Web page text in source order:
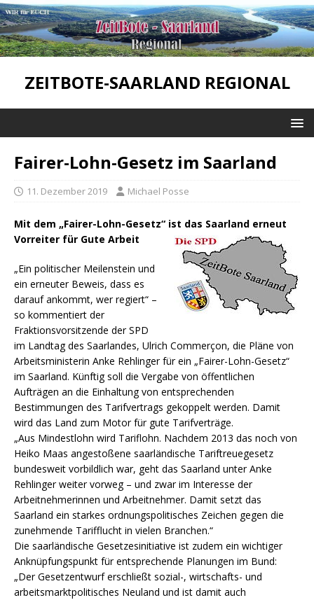
ZEITBOTE-SAARLAND REGIONAL
Fairer-Lohn-Gesetz im Saarland
11. Dezember 2019 Michael Posse
Mit dem „Fairer-Lohn-Gesetz“ ist das Saarland erneut
Vorreiter für Gute Arbeit
„Ein politischer Meilenstein und
ein erneuter Beweis, dass es
darauf ankommt, wer regiert“ –
so kommentiert der
Fraktionsvorsitzende der SPD
im Landtag des Saarlandes, Ulrich Commerçon, die Pläne von
Arbeitsministerin Anke Rehlinger für ein „Fairer-Lohn-Gesetz“
im Saarland. Künftig soll die Vergabe von öffentlichen
Aufträgen an die Einhaltung von entsprechenden
Bestimmungen des Tarifvertrags gekoppelt werden. Damit
wird das Land zum Motor für gute Tarifverträge.
„Aus Mindestlohn wird Tariflohn. Nachdem 2013 das noch von
Heiko Maas angestoßene saarländische Tariftreuegesetz
bundesweit vorbildlich war, geht das Saarland unter Anke
Rehlinger weiter vorweg – und zwar im Interesse der
Arbeitnehmerinnen und Arbeitnehmer. Damit setzt das
Saarland ein starkes ordnungspolitisches Zeichen gegen die
zunehmende Tarifflucht in vielen Branchen.“
Die saarländische Gesetzesinitiative ist zudem ein wichtiger
Anknüpfungspunkt für entsprechende Planungen im Bund:
„Der Gesetzentwurf erschließt sozial-, wirtschafts- und
arbeitsmarktpolitisches Neuland und ist damit auch